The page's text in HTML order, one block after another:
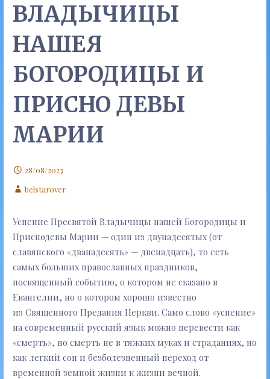
ВЛАДЫЧИЦЫ
НАШЕЯ
БОГОРОДИЦЫ И
ПРИСНО ДЕВЫ
МАРИИ
28/08/2023
belstarover
Успение Пресвятой Владычицы нашей Богородицы и
Приснодевы Марии — один из двунадесятых (от
славянского «дванадесять» — двенадцать), то есть
самых больших православных праздников,
посвященный событию, о котором не сказано в
Евангелии, но о котором хорошо известно
из Священного Предания Церкви. Само слово «успение»
на современный русский язык можно перевести как
«смерть», но смерть не в тяжких муках и страданиях, но
как легкий сон и безболезненный переход от
временной земной жизни к жизни вечной.